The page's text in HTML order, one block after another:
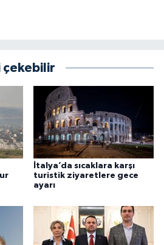
çekebilir
İtalya’da sıcaklara karşı
turistik ziyaretlere gece
ayarı